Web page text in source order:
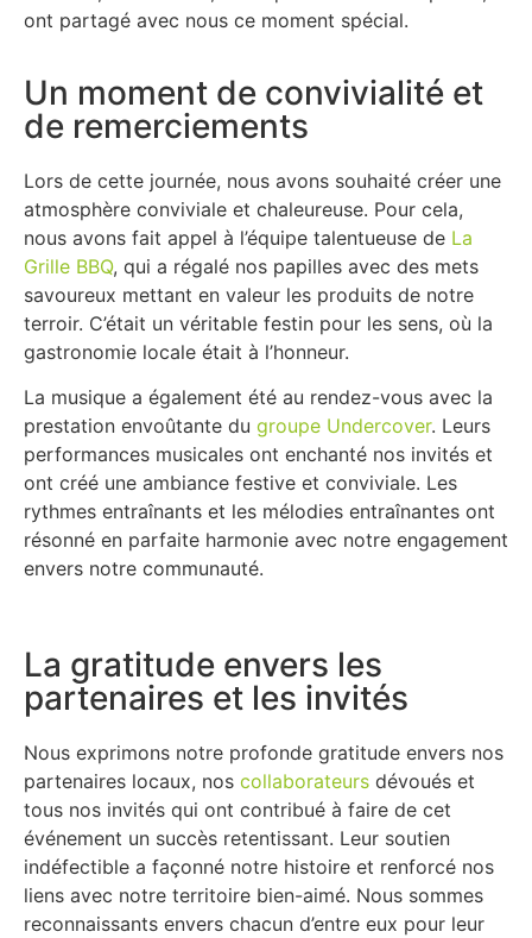
ont partagé avec nous ce moment spécial.
Un moment de convivialité et
de remerciements
Lors de cette journée, nous avons souhaité créer une
atmosphère conviviale et chaleureuse. Pour cela,
nous avons fait appel à l’équipe talentueuse de La
Grille BBQ, qui a régalé nos papilles avec des mets
savoureux mettant en valeur les produits de notre
terroir. C’était un véritable festin pour les sens, où la
gastronomie locale était à l’honneur.
La musique a également été au rendez-vous avec la
prestation envoûtante du groupe Undercover. Leurs
performances musicales ont enchanté nos invités et
ont créé une ambiance festive et conviviale. Les
rythmes entraînants et les mélodies entraînantes ont
résonné en parfaite harmonie avec notre engagement
envers notre communauté.
La gratitude envers les
partenaires et les invités
Nous exprimons notre profonde gratitude envers nos
partenaires locaux, nos collaborateurs dévoués et
tous nos invités qui ont contribué à faire de cet
événement un succès retentissant. Leur soutien
indéfectible a façonné notre histoire et renforcé nos
liens avec notre territoire bien-aimé. Nous sommes
reconnaissants envers chacun d’entre eux pour leur